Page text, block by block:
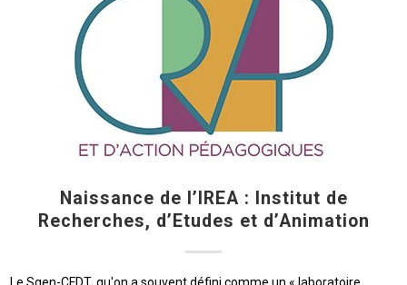
Naissance de l’IREA : Institut de
Recherches, d’Etudes et d’Animation